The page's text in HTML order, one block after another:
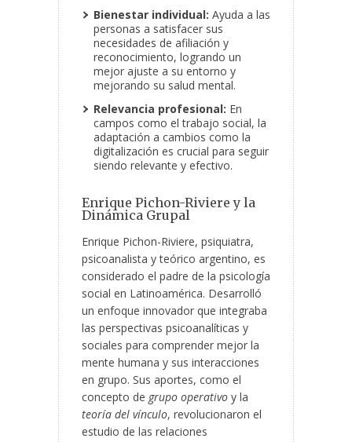
Bienestar individual: Ayuda a las
personas a satisfacer sus
necesidades de afiliación y
reconocimiento, logrando un
mejor ajuste a su entorno y
mejorando su salud mental.
Relevancia profesional: En
campos como el trabajo social, la
adaptación a cambios como la
digitalización es crucial para seguir
siendo relevante y efectivo.
Enrique Pichon-Riviere y la
Dinámica Grupal
Enrique Pichon-Riviere, psiquiatra,
psicoanalista y teórico argentino, es
considerado el padre de la psicología
social en Latinoamérica. Desarrolló
un enfoque innovador que integraba
las perspectivas psicoanalíticas y
sociales para comprender mejor la
mente humana y sus interacciones
en grupo. Sus aportes, como el
concepto de grupo operativo y la
teoría del vínculo, revolucionaron el
estudio de las relaciones